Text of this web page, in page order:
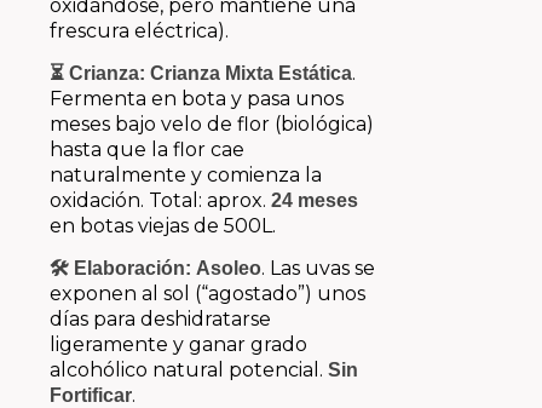
oxidándose, pero mantiene una
frescura eléctrica).
⏳ Crianza: Crianza Mixta Estática.
Fermenta en bota y pasa unos
meses bajo velo de flor (biológica)
hasta que la flor cae
naturalmente y comienza la
oxidación. Total: aprox. 24 meses
en botas viejas de 500L.
🛠️ Elaboración: Asoleo. Las uvas se
exponen al sol (“agostado”) unos
días para deshidratarse
ligeramente y ganar grado
alcohólico natural potencial. Sin
Fortificar.